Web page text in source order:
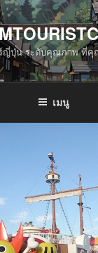
ญี่ปุ่น ระดับคุณภาพ ที่คุ
เมนู